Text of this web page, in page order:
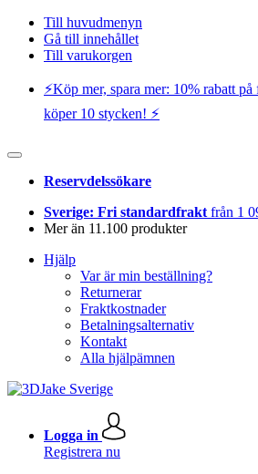
Till huvudmenyn
Gå till innehållet
Till varukorgen
⚡️Köp mer, spara mer: 10% rabatt
köper 10 stycken! ⚡️
Reservdelssökare
Sverige: Fri standardfrakt från 1
Mer än 11.100 produkter
Hjälp
Var är min beställning?
Returnerar
Fraktkostnader
Betalningsalternativ
Kontakt
Alla hjälpämnen
Logga in
Registrera nu